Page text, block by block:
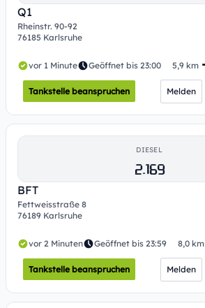
Q1
Rheinstr. 90-92
76185 Karlsruhe
vor 1 Minute Geöffnet bis 23:00 5,9 km
Tankstelle beanspruchen Melden
DIESEL
2.169
BFT
Fettweisstraße 8
76189 Karlsruhe
vor 2 Minuten Geöffnet bis 23:59 8,0 km
Tankstelle beanspruchen Melden